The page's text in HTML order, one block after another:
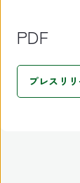
PDF
プレスリ